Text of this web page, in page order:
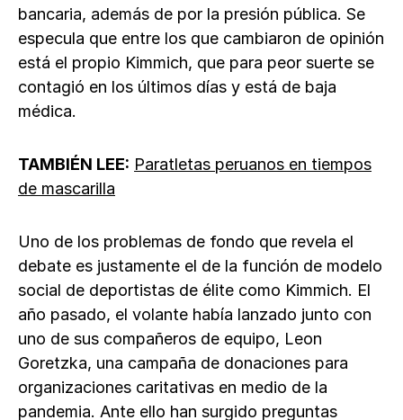
bancaria, además de por la presión pública. Se
especula que entre los que cambiaron de opinión
está el propio Kimmich, que para peor suerte se
contagió en los últimos días y está de baja
médica.
TAMBIÉN LEE: Paratletas peruanos en tiempos
de mascarilla
Uno de los problemas de fondo que revela el
debate es justamente el de la función de modelo
social de deportistas de élite como Kimmich. El
año pasado, el volante había lanzado junto con
uno de sus compañeros de equipo, Leon
Goretzka, una campaña de donaciones para
organizaciones caritativas en medio de la
pandemia. Ante ello han surgido preguntas